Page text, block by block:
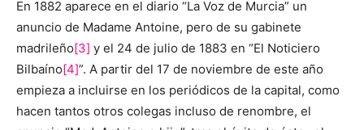
En 1882 aparece en el diario “La Voz de Murcia” un
anuncio de Madame Antoine, pero de su gabinete
madrileño[3] y el 24 de julio de 1883 en “El Noticiero
Bilbaíno[4]”. A partir del 17 de noviembre de este año
empieza a incluirse en los periódicos de la capital, como
hacen tantos otros colegas incluso de renombre, el